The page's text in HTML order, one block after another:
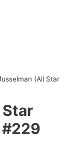
(All Star
#229